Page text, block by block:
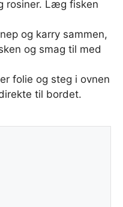
rosiner. Læg fisken
og karry sammen,
og smag til med
folie og steg i ovnen
til bordet.